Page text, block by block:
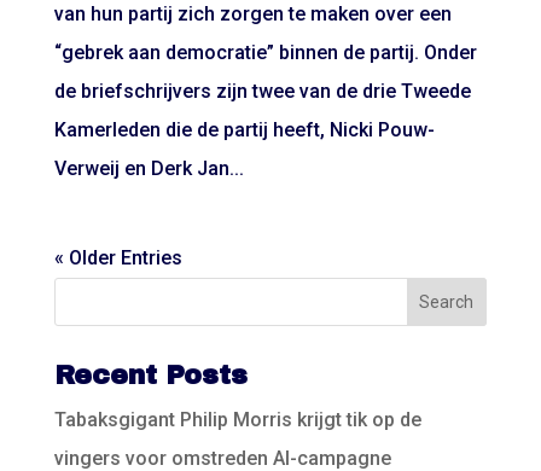
van hun partij zich zorgen te maken over een
“gebrek aan democratie” binnen de partij. Onder
de briefschrijvers zijn twee van de drie Tweede
Kamerleden die de partij heeft, Nicki Pouw-
Verweij en Derk Jan...
« Older Entries
Recent Posts
Tabaksgigant Philip Morris krijgt tik op de
vingers voor omstreden AI-campagne